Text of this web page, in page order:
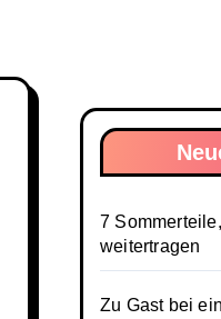
7
weitertragen
Zu Gast bei